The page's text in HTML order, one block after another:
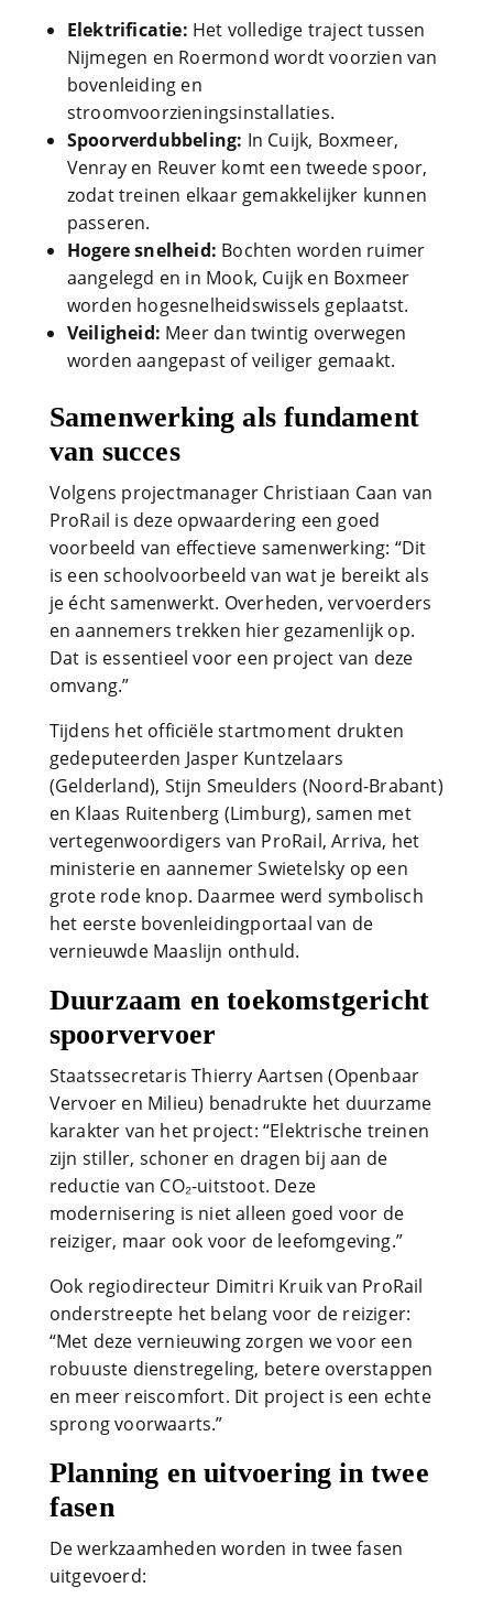
Elektrificatie: Het volledige traject tussen
Nijmegen en Roermond wordt voorzien van
bovenleiding en
stroomvoorzieningsinstallaties.
Spoorverdubbeling: In Cuijk, Boxmeer,
Venray en Reuver komt een tweede spoor,
zodat treinen elkaar gemakkelijker kunnen
passeren.
Hogere snelheid: Bochten worden ruimer
aangelegd en in Mook, Cuijk en Boxmeer
worden hogesnelheidswissels geplaatst.
Veiligheid: Meer dan twintig overwegen
worden aangepast of veiliger gemaakt.
Samenwerking als fundament
van succes
Volgens projectmanager Christiaan Caan van
ProRail is deze opwaardering een goed
voorbeeld van effectieve samenwerking: “Dit
is een schoolvoorbeeld van wat je bereikt als
je écht samenwerkt. Overheden, vervoerders
en aannemers trekken hier gezamenlijk op.
Dat is essentieel voor een project van deze
omvang.”
Tijdens het officiële startmoment drukten
gedeputeerden Jasper Kuntzelaars
(Gelderland), Stijn Smeulders (Noord-Brabant)
en Klaas Ruitenberg (Limburg), samen met
vertegenwoordigers van ProRail, Arriva, het
ministerie en aannemer Swietelsky op een
grote rode knop. Daarmee werd symbolisch
het eerste bovenleidingportaal van de
vernieuwde Maaslijn onthuld.
Duurzaam en toekomstgericht
spoorvervoer
Staatssecretaris Thierry Aartsen (Openbaar
Vervoer en Milieu) benadrukte het duurzame
karakter van het project: “Elektrische treinen
zijn stiller, schoner en dragen bij aan de
reductie van CO₂-uitstoot. Deze
modernisering is niet alleen goed voor de
reiziger, maar ook voor de leefomgeving.”
Ook regiodirecteur Dimitri Kruik van ProRail
onderstreepte het belang voor de reiziger:
“Met deze vernieuwing zorgen we voor een
robuuste dienstregeling, betere overstappen
en meer reiscomfort. Dit project is een echte
sprong voorwaarts.”
Planning en uitvoering in twee
fasen
De werkzaamheden worden in twee fasen
uitgevoerd: